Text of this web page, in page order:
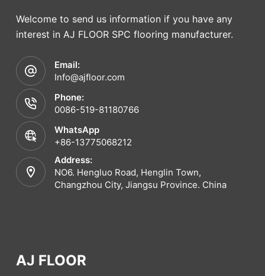
Welcome to send us information if you have any
interest in AJ FLOOR SPC flooring manufacturer.
Email:
Info@ajfloor.com
Phone:
0086-519-81180766
WhatsApp
+86-13775068212
Address:
NO6. Hengluo Road, Henglin Town,
Changzhou City, Jiangsu Province. China
AJ FLOOR